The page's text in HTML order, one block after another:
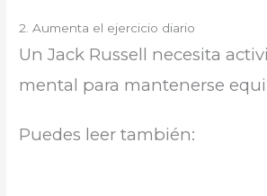
2. Aumenta el ejercicio diario
Un Jack Russell necesita
mental para mantenerse
Puedes leer también: